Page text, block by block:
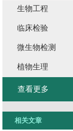
生物工程
临床检验
微生物检测
植物生理
查看更多
相关文章